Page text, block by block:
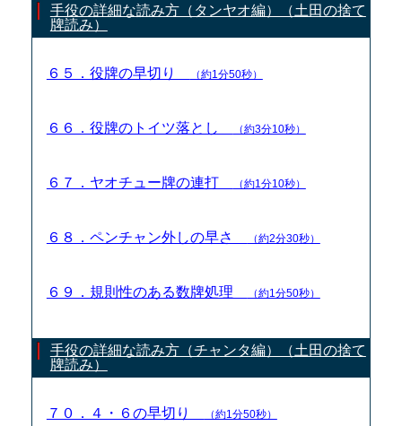
手役の詳細な読み方（タンヤオ編）（土田の捨て
牌読み）
６５．役牌の早切り （約1分50秒）
６６．役牌のトイツ落とし （約3分10秒）
６７．ヤオチュー牌の連打 （約1分10秒）
６８．ペンチャン外しの早さ （約2分30秒）
６９．規則性のある数牌処理 （約1分50秒）
手役の詳細な読み方（チャンタ編）（土田の捨て
牌読み）
７０．４・６の早切り （約1分50秒）